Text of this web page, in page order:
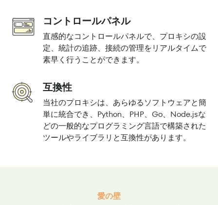
コントロールパネル
直感的なコントロールパネルで、プロキシの設
定、統計の追跡、接続の管理をリアルタイムで
素早く行うことができます。
互換性
当社のプロキシは、あらゆるソフトウェアと簡
単に統合でき、Python、PHP、Go、Node.jsな
どの一般的なプログラミング言語で構築された
ツールやライブラリと互換性があります。
愛の壁